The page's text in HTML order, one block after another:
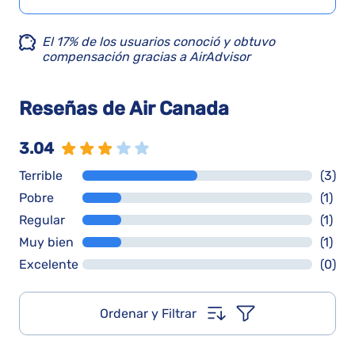
El 17% de los usuarios conoció y obtuvo
compensación gracias a AirAdvisor
Reseñas de Air Canada
3.04
Terrible
(3)
Pobre
(1)
Regular
(1)
Muy bien
(1)
Excelente
(0)
Ordenar y Filtrar